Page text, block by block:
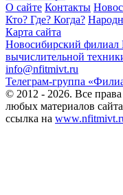
О сайте Контакты
Кто? Где? Когда?
Карта сайта
Новосибирский филиал
вычислительной
info@nfitmivt.ru
Телеграм-группа
© 2012 - 2026. Все
любых материалов
ссылка на